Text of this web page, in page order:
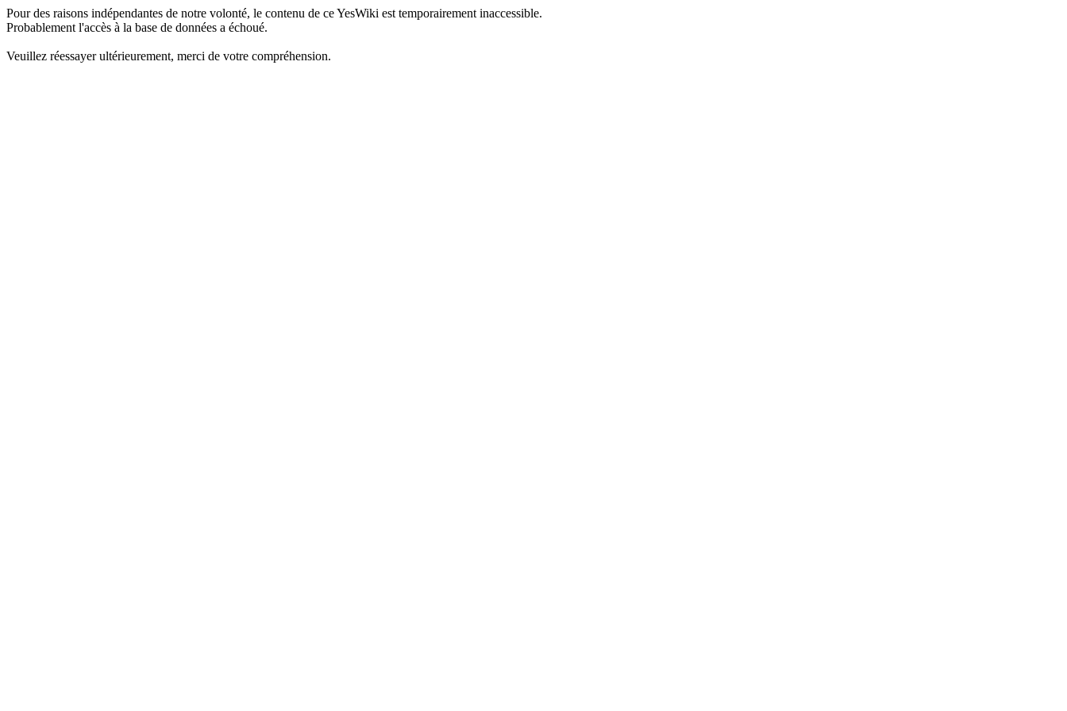
Pour des raisons indépendantes de notre volonté, le contenu de ce YesWiki est temporairement inaccessible.
Probablement l'accès à la base de données a échoué.
Veuillez réessayer ultérieurement, merci de votre compréhension.